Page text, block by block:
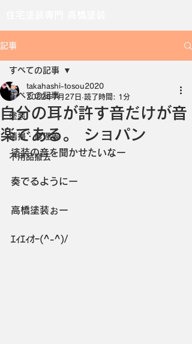
記事
すべての記事
塗装
清掃・修理等
不用品撤去
すべての記事
自分の耳が許す音だけが音
楽である。 ショパン
takahashi-tosou2020
2022年7月27日 読了時間: 1分
塗装の音を聞かせたいなー
奏でるようにー
高橋塗装ぉー
ｴｨｴｨｵｰ(^-^)/